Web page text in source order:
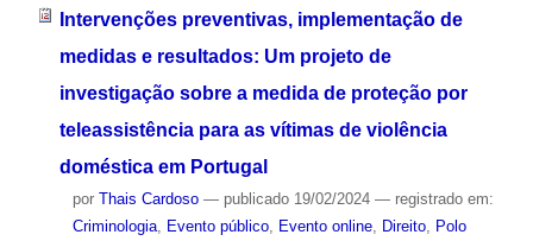
Intervenções preventivas, implementação de
medidas e resultados: Um projeto de
investigação sobre a medida de proteção por
teleassistência para as vítimas de violência
doméstica em Portugal
por Thais Cardoso — publicado19/02/2024 — registrado em:
Criminologia, Evento público, Evento online, Direito, Polo